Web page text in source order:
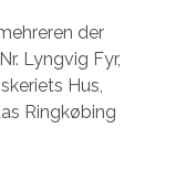
der
Lyngvig Fyr,
Hus,
Ringkøbing